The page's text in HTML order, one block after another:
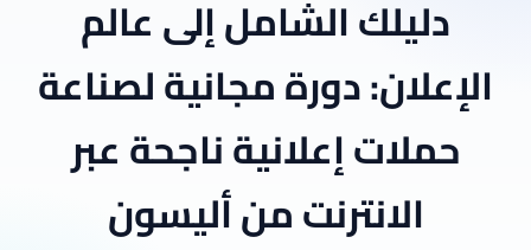
دليلك الشامل إلى عالم
الإعلان: دورة مجانية لصناعة
حملات إعلانية ناجحة عبر
الانترنت من أليسون